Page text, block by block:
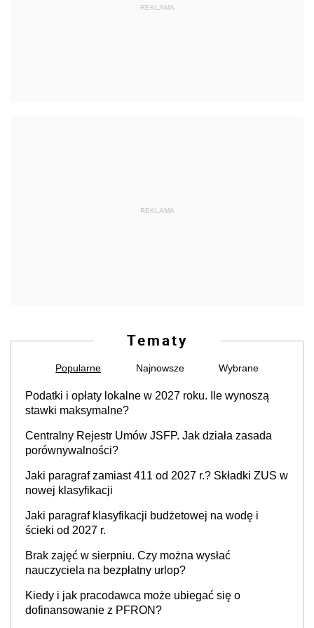
REKLAMA
REKLAMA
Tematy
Popularne Najnowsze Wybrane
Podatki i opłaty lokalne w 2027 roku. Ile wynoszą
stawki maksymalne?
Centralny Rejestr Umów JSFP. Jak działa zasada
porównywalności?
Jaki paragraf zamiast 411 od 2027 r.? Składki ZUS w
nowej klasyfikacji
Jaki paragraf klasyfikacji budżetowej na wodę i
ścieki od 2027 r.
Brak zajęć w sierpniu. Czy można wysłać
nauczyciela na bezpłatny urlop?
Kiedy i jak pracodawca może ubiegać się o
dofinansowanie z PFRON?